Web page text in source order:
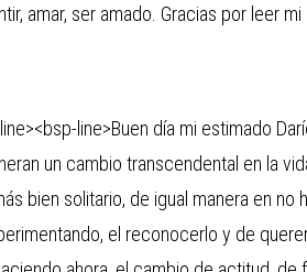
amar, ser amado. Gracias por leer mi
line>Buen día mi estimado
un cambio transcendental en la
bien solitario, de igual manera en no
el reconocerlo y de